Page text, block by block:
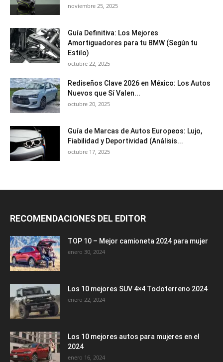
noviembre 25, 2025
Guía Definitiva: Los Mejores
Amortiguadores para tu BMW (Según tu
Estilo)
octubre 22, 2025
Rediseños Clave 2026 en México: Los Autos
Nuevos que Sí Valen...
octubre 20, 2025
Guía de Marcas de Autos Europeos: Lujo,
Fiabilidad y Deportividad (Análisis...
octubre 17, 2025
RECOMENDACIONES DEL EDITOR
TOP 10 – Mejor camioneta 2024 para mujer
enero 30, 2024
Los 10 mejores SUV 4×4 Todoterreno 2024
enero 22, 2024
Los 10 mejores autos para mujeres en el
2024
enero 16, 2024